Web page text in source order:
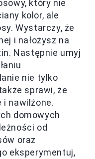
który nie
kolor, ale
Wystarczy, że
i nałożysz na
Następnie umyj
nie tylko
sprawi, że
i nawilżone.
domowych
od
oraz
eksperymentuj,